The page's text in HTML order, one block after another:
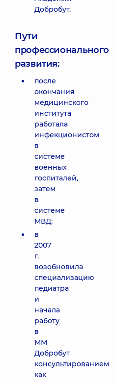
Добробут.
Пути
профессионального
развития:
после
окончания
медицинского
института
работала
инфекционистом
в
системе
военных
госпиталей,
затем
в
системе
МВД;
в
2007
г.
возобновила
специализацию
педиатра
и
начала
работу
в
ММ
Добробут
консультированием
как